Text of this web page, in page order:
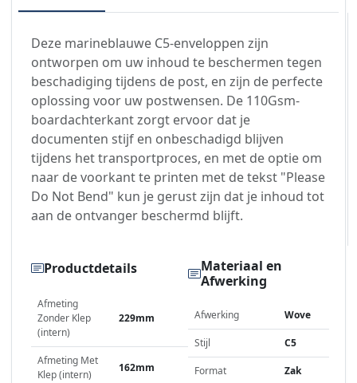
Deze marineblauwe C5-enveloppen zijn
ontworpen om uw inhoud te beschermen tegen
beschadiging tijdens de post, en zijn de perfecte
oplossing voor uw postwensen. De 110Gsm-
boardachterkant zorgt ervoor dat je
documenten stijf en onbeschadigd blijven
tijdens het transportproces, en met de optie om
naar de voorkant te printen met de tekst "Please
Do Not Bend" kun je gerust zijn dat je inhoud tot
aan de ontvanger beschermd blijft.
Productdetails
Afmeting
Zonder Klep
(intern)
229mm
Afmeting Met
Klep (intern)
162mm
Materiaal en
Afwerking
Afwerking Wove
Stijl C5
Format Zak